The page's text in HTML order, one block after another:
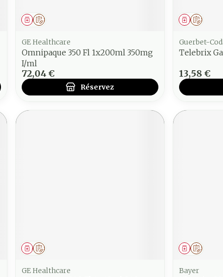
Sur prescription
Médicament
GE Healthcare
Omnipaque 350 Fl 1x200ml 350mg
I/ml
72,04 €
Réservez
Sur
Médicament
Guerbet-
Telebrix
13,58 €
Sur prescription
Médicament
GE Healthcare
Sur
Médicament
Bayer